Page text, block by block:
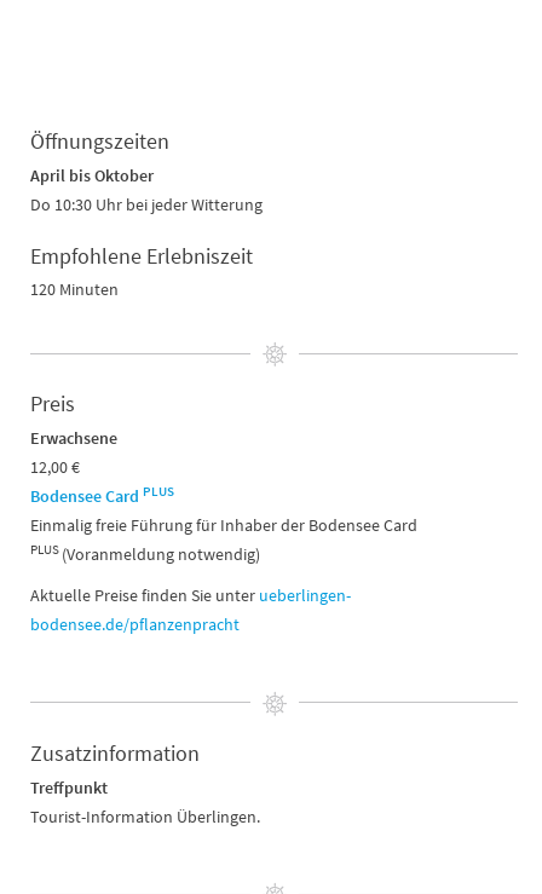
Öffnungszeiten
April bis Oktober
Do 10:30 Uhr bei jeder Witterung
Empfohlene Erlebniszeit
120 Minuten
Preis
Erwachsene
12,00 €
Bodensee Card PLUS
Einmalig freie Führung für Inhaber der Bodensee Card
PLUS (Voranmeldung notwendig)
Aktuelle Preise finden Sie unter ueberlingen-
bodensee.de/pflanzenpracht
Zusatzinformation
Treffpunkt
Tourist-Information Überlingen.